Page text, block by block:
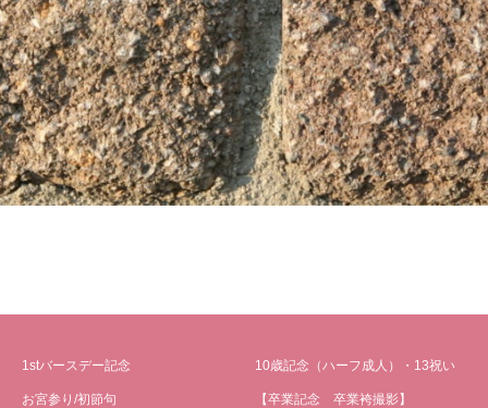
1stバースデー記念
お宮参り/初節句
10歳記念（ハーフ成人）・13祝い
【卒業記念 卒業袴撮影】